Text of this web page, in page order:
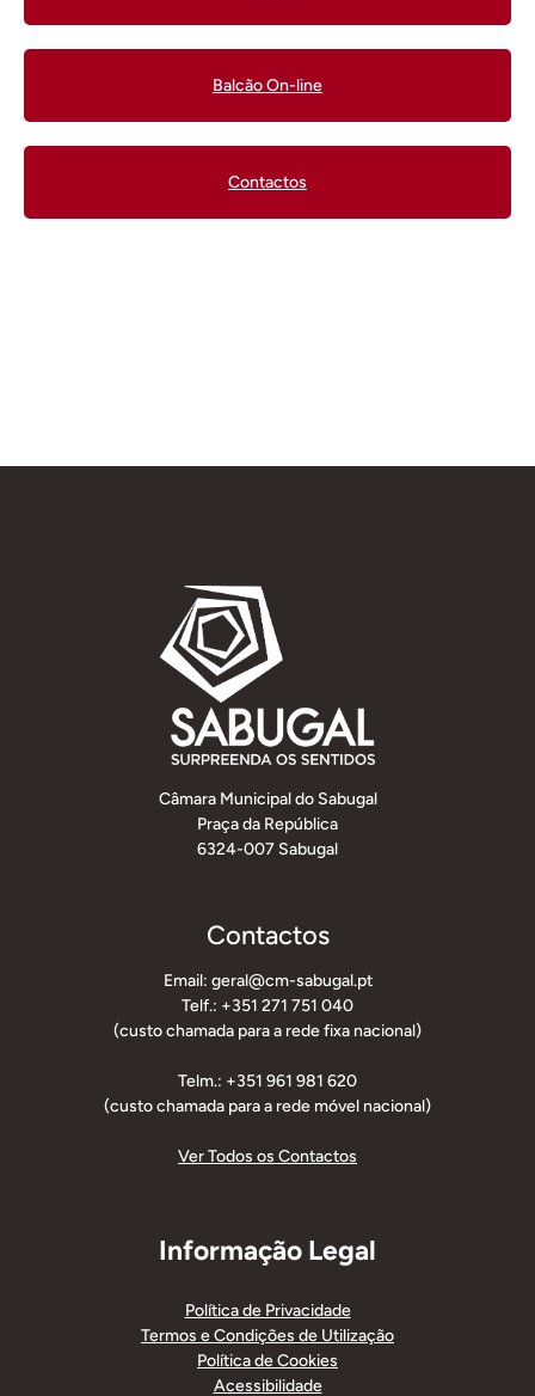
Balcão On-line
Contactos
Câmara Municipal do Sabugal
Praça da República
6324-007 Sabugal
Contactos
Email: geral@cm-sabugal.pt
Telf.: +351 271 751 040
(custo chamada para a rede fixa nacional)
Telm.: +351 961 981 620
(custo chamada para a rede móvel nacional)
Ver Todos os Contactos
Informação Legal
Política de Privacidade
Termos e Condições de Utilização
Política de Cookies
Acessibilidade